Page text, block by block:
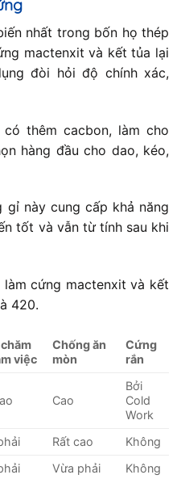
nhất trong bốn họ thép
mactenxit và kết tủa lại
đòi hỏi độ chính xác,
thêm cacbon, làm cho
hàng đầu cho dao, kéo,
gỉ này cung cấp khả năng
tốt và vẫn từ tính sau khi
cứng mactenxit và kết
420.
việc
Chống ăn
mòn
Cứng
rắn
Cao
Bởi
Cold
Work
Rất cao
Không
Vừa phải Không